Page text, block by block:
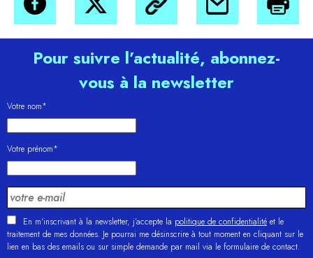
Pour suivre l’actualité, abonnez-
vous à la newsletter
Votre nom*
Votre prénom*
En m'inscrivant à la newsletter, j’accepte la politique de confidentialité et le
traitement de mes données. Je pourrai me désinscrire à tout moment en cliquant sur le
lien en bas des emails ou sur simple demande par mail via le formulaire de contact.